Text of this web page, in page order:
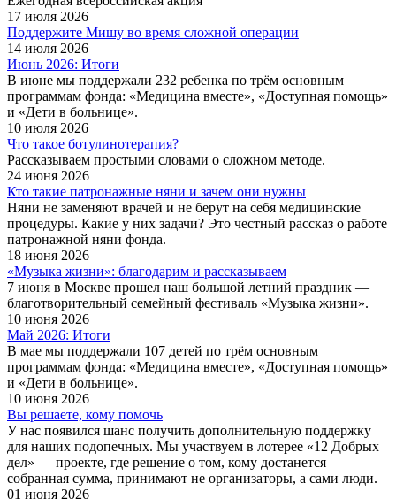
17 июля 2026
Поддержите Мишу во время сложной операции
14 июля 2026
Июнь 2026: Итоги
В июне мы поддержали 232 ребенка по трём основным
программам фонда: «Медицина вместе», «Доступная помощь»
и «Дети в больнице».
10 июля 2026
Что такое ботулинотерапия?
Рассказываем простыми словами о сложном методе.
24 июня 2026
Кто такие патронажные няни и зачем они нужны
Няни не заменяют врачей и не берут на себя медицинские
процедуры. Какие у них задачи? Это честный рассказ о работе
патронажной няни фонда.
18 июня 2026
«Музыка жизни»: благодарим и рассказываем
7 июня в Москве прошел наш большой летний праздник —
благотворительный семейный фестиваль «Музыка жизни».
10 июня 2026
Май 2026: Итоги
В мае мы поддержали 107 детей по трём основным
программам фонда: «Медицина вместе», «Доступная помощь»
и «Дети в больнице».
10 июня 2026
Вы решаете, кому помочь
У нас появился шанс получить дополнительную поддержку
для наших подопечных. Мы участвуем в лотерее «12 Добрых
дел» — проекте, где решение о том, кому достанется
собранная сумма, принимают не организаторы, а сами люди.
01 июня 2026